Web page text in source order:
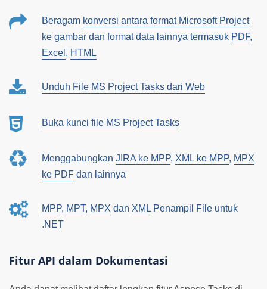
Beragam konversi antara format Microsoft Project
ke gambar dan format data lainnya termasuk PDF,
Excel , HTML
Unduh File MS Project Tasks dari Web
Buka kunci file MS Project Tasks
Menggabungkan JIRA ke MPP, XML ke MPP, MPX
ke PDFdan lainnya
MPP, MPT, MPX dan XMLPenampil File untuk
.NET
Fitur API dalam Dokumentasi